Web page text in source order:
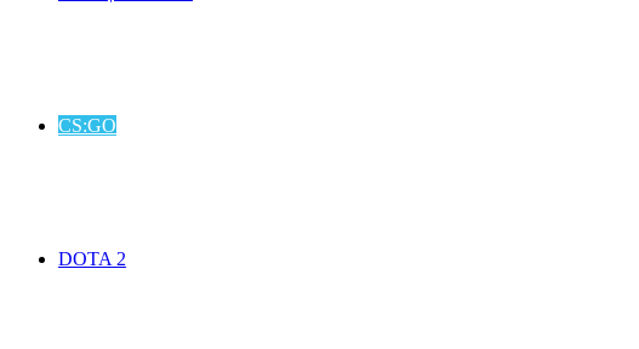
CS:GO
DOTA 2